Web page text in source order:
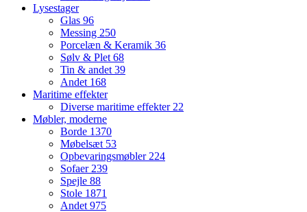
Lysestager
Glas 96
Messing 250
Porcelæn & Keramik 36
Sølv & Plet 68
Tin & andet 39
Andet 168
Maritime effekter
Diverse maritime effekter 22
Møbler, moderne
Borde 1370
Møbelsæt 53
Opbevaringsmøbler 224
Sofaer 239
Spejle 88
Stole 1871
Andet 975